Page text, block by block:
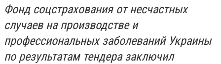
Фонд соцстрахования от несчастных
случаев на производстве и
профессиональных заболеваний Украины
по результатам тендера заключил